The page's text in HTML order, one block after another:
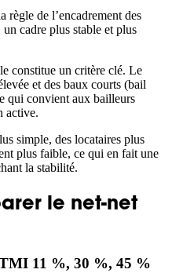
règle de l’encadrement des
cadre plus stable et plus
constitue un critère clé. Le
et des baux courts (bail
qui convient aux bailleurs
active.
simple, des locataires plus
plus faible, ce qui en fait une
la stabilité.
le net-net
11 %, 30 %, 45 %